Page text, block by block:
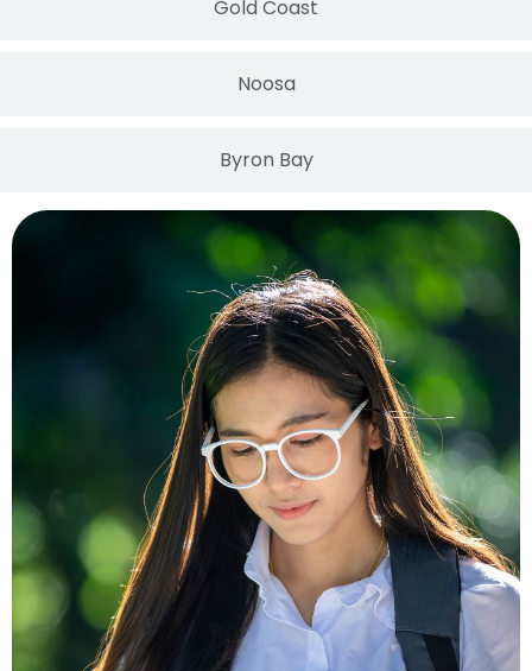
Gold Coast
Noosa
Byron Bay